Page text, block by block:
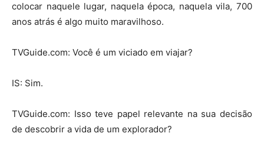
colocar naquele lugar, naquela época, naquela vila, 700
anos atrás é algo muito maravilhoso.
TVGuide.com: Você é um viciado em viajar?
IS: Sim.
TVGuide.com: Isso teve papel relevante na sua decisão
de descobrir a vida de um explorador?